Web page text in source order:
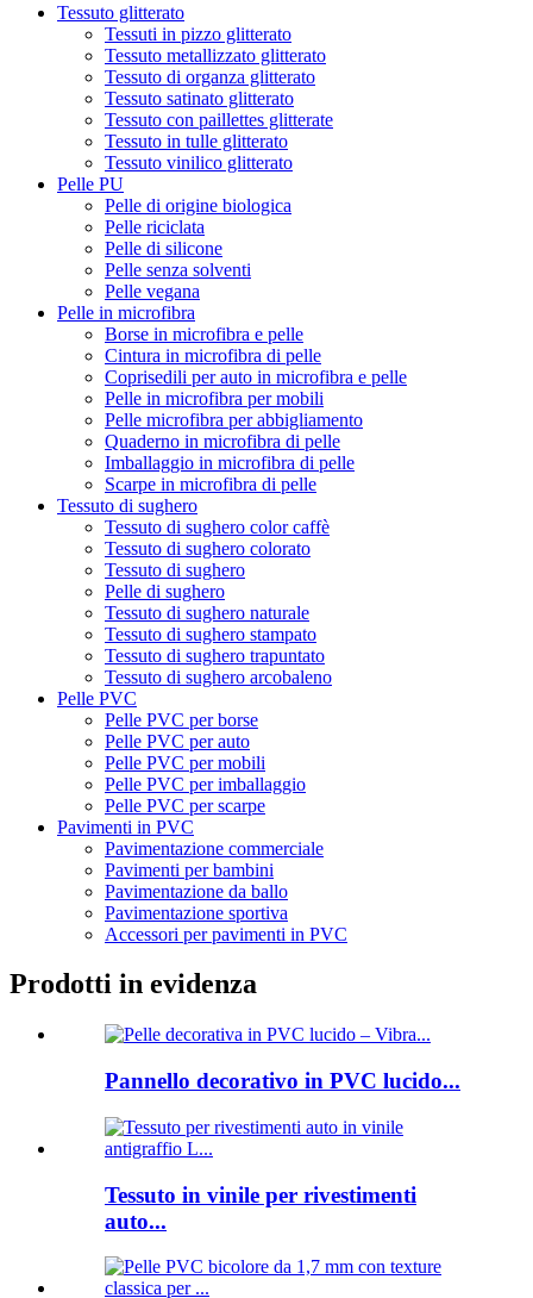
Tessuto glitterato
Tessuti in pizzo glitterato
Tessuto metallizzato glitterato
Tessuto di organza glitterato
Tessuto satinato glitterato
Tessuto con paillettes glitterate
Tessuto in tulle glitterato
Tessuto vinilico glitterato
Pelle PU
Pelle di origine biologica
Pelle riciclata
Pelle di silicone
Pelle senza solventi
Pelle vegana
Pelle in microfibra
Borse in microfibra e pelle
Cintura in microfibra di pelle
Coprisedili per auto in microfibra e pelle
Pelle in microfibra per mobili
Pelle microfibra per abbigliamento
Quaderno in microfibra di pelle
Imballaggio in microfibra di pelle
Scarpe in microfibra di pelle
Tessuto di sughero
Tessuto di sughero color caffè
Tessuto di sughero colorato
Tessuto di sughero
Pelle di sughero
Tessuto di sughero naturale
Tessuto di sughero stampato
Tessuto di sughero trapuntato
Tessuto di sughero arcobaleno
Pelle PVC
Pelle PVC per borse
Pelle PVC per auto
Pelle PVC per mobili
Pelle PVC per imballaggio
Pelle PVC per scarpe
Pavimenti in PVC
Pavimentazione commerciale
Pavimenti per bambini
Pavimentazione da ballo
Pavimentazione sportiva
Accessori per pavimenti in PVC
Prodotti in evidenza
Pannello decorativo in PVC lucido...
Tessuto in vinile per rivestimenti
auto...